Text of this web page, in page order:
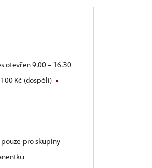
otevřen 9.00 – 16.30
Kč (dospělí)
pro skupiny